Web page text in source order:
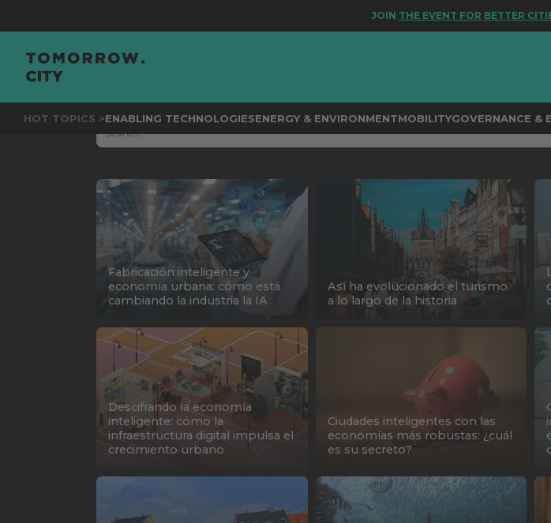
THE EVENT FOR BETTER CITIES– 3 TO 5
HOT TOPICS >ENABLING TECHNOLOGIESENERGY & ENVIRONMENTMOBILITYGOVERNANCE &
Fabricación inteligente y
economía urbana: cómo está
cambiando la industria la IA
Así ha evolucionado el turismo
a lo largo de la historia
Descifrando la economía
inteligente: cómo la
infraestructura digital impulsa el
crecimiento urbano
Ciudades inteligentes con las
economías más robustas: ¿cuál
es su secreto?